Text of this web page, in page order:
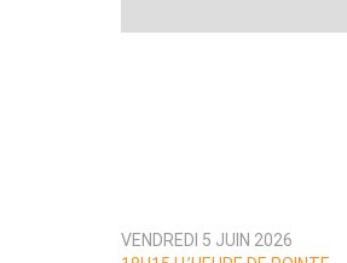
VENDREDI 5 JUIN 2026